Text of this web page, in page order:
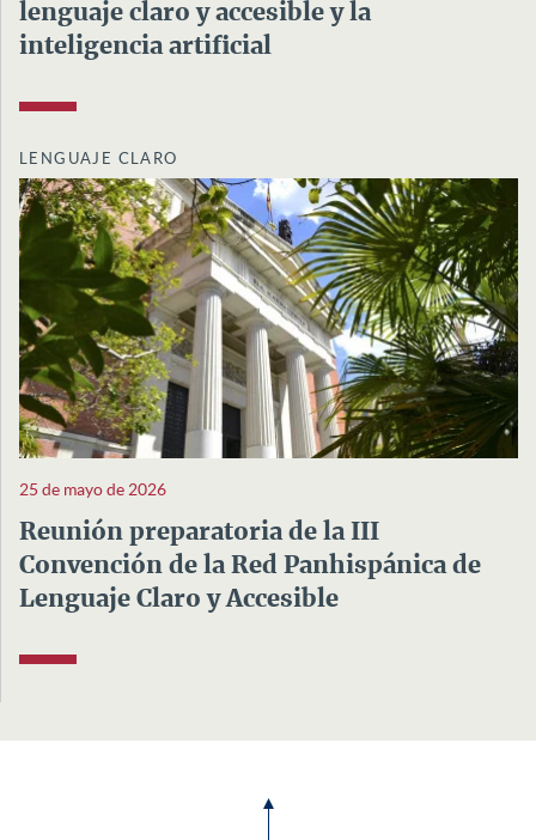
lenguaje claro y accesible y la
inteligencia artificial
LENGUAJE CLARO
25 de mayo de 2026
Reunión preparatoria de la III
Convención de la Red Panhispánica de
Lenguaje Claro y Accesible